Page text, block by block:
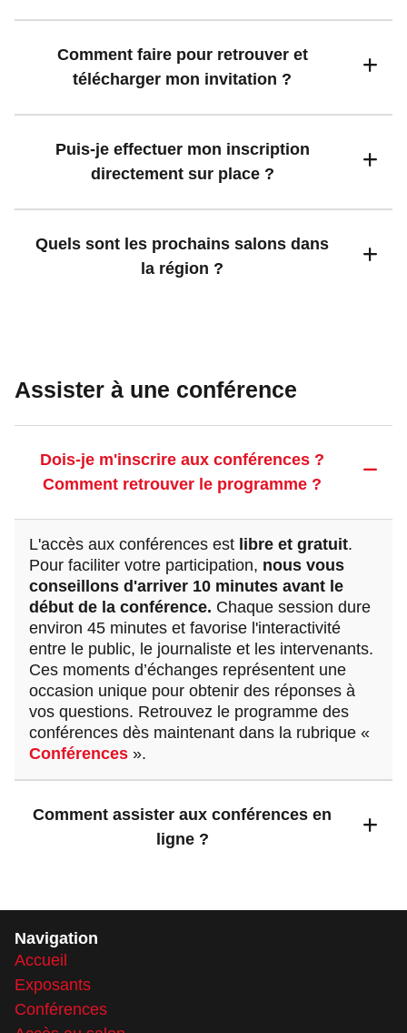
Comment faire pour retrouver et
télécharger mon invitation ?
Puis-je effectuer mon inscription
directement sur place ?
Quels sont les prochains salons dans
la région ?
Assister à une conférence
Dois-je m'inscrire aux conférences ?
Comment retrouver le programme ?
L'accès aux conférences est libre et gratuit.
Pour faciliter votre participation, nous vous
conseillons d'arriver 10 minutes avant le
début de la conférence. Chaque session dure
environ 45 minutes et favorise l'interactivité
entre le public, le journaliste et les intervenants.
Ces moments d’échanges représentent une
occasion unique pour obtenir des réponses à
vos questions. Retrouvez le programme des
conférences dès maintenant dans la rubrique «
Conférences ».
Comment assister aux conférences en
ligne ?
Navigation
Accueil
Exposants
Conférences